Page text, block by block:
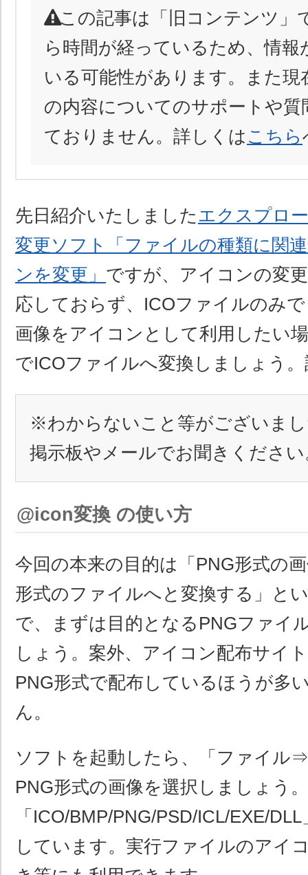
この記事は「旧コンテンツ」
ら時間が経っているため、情報
いる可能性があります。また現
の内容についてのサポートや質
ておりません。詳しくは こちら
先日紹介いたしました エクスプロ
変更ソフト「ファイルの種類に関
ンを変更」 ですが、アイコンの変
応しておらず、ICOファイルのみ
画像をアイコンとして利用したい
でICOファイルへ変換しましょう
※わからないこと等がございま
掲示板やメールでお聞きください
@icon変換 の使い方
今回の本来の目的は「PNG形式の
形式のファイルへと変換する」と
で、まずは目的となるPNGファイ
しょう。案外、アイコン配布サイ
PNG形式で配布しているほうが多
ん。
ソフトを起動したら、「ファイル
PNG形式の画像を選択しましょう
「ICO/BMP/PNG/PSD/ICL/EXE/
しています。実行ファイルのアイ